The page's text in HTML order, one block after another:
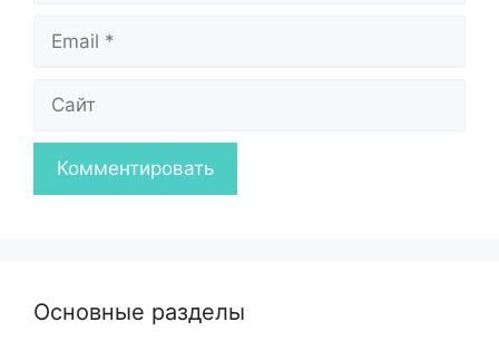
Email
Сайт
Основные разделы